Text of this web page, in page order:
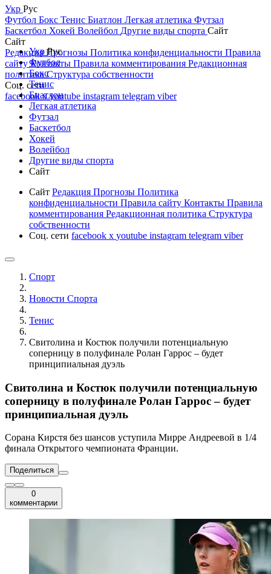
Укр Рус
Футбол Бокс Тенис Биатлон Легкая атлетика Футзал
Баскетбол Хокей Волейбол Другие виды спорта Сайт
Сайт
РедакцияПрогнозы Политика конфиденциальности Правила
сайтуКонтакты Правила комментирования Редакционная
политикаСтруктура собственности
Соц. сети
facebookxyoutube instagram telegram viber
УкрРус
Футбол
Бокс
Тенис
Биатлон
Легкая атлетика
Футзал
Баскетбол
Хокей
Волейбол
Другие виды спорта
Сайт
Сайт Редакция Прогнозы Политика
конфиденциальности Правила сайту Контакты Правила
комментирования Редакционная политика Структура
собственности
Соц. сети facebook x youtube instagram telegram viber
Спорт
Новости Cпорта
Тенис
Свитолина и Костюк получили потенциальную
соперницу в полуфинале Ролан Гаррос – будет
принципиальная дуэль
Свитолина и Костюк получили потенциальную
соперницу в полуфинале Ролан Гаррос – будет
принципиальная дуэль
Сорана Кирстя без шансов уступила Мирре Андреевой в 1/4
финала Открытого чемпионата Франции.
Поделиться
0
комментарии